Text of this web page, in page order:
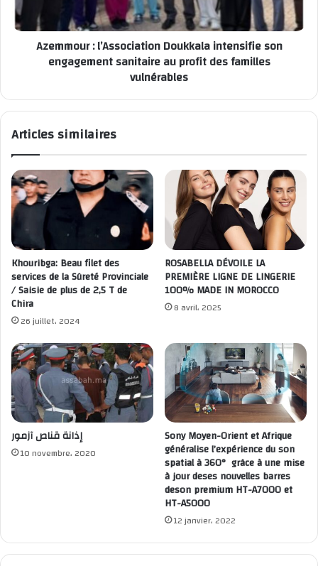
Azemmour : l’Association Doukkala intensifie son
engagement sanitaire au profit des familles
vulnérables
Articles similaires
Khouribga: Beau filet des
services de la Sûreté Provinciale
/ Saisie de plus de 2,5 T de
Chira
26 juillet، 2024
ROSABELLA DÉVOILE LA
PREMIÈRE LIGNE DE LINGERIE
100% MADE IN MOROCCO
8 avril، 2025
إذانة قناص آزمور
10 novembre، 2020
Sony Moyen-Orient et Afrique
généralise l’expérience du son
spatial à 360° grâce à une mise
à jour deses nouvelles barres
deson premium HT-A7000 et
HT-A5000
12 janvier، 2022